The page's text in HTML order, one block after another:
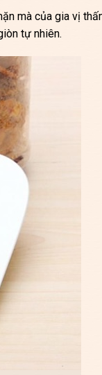
mà của gia vị
tự nhiên.